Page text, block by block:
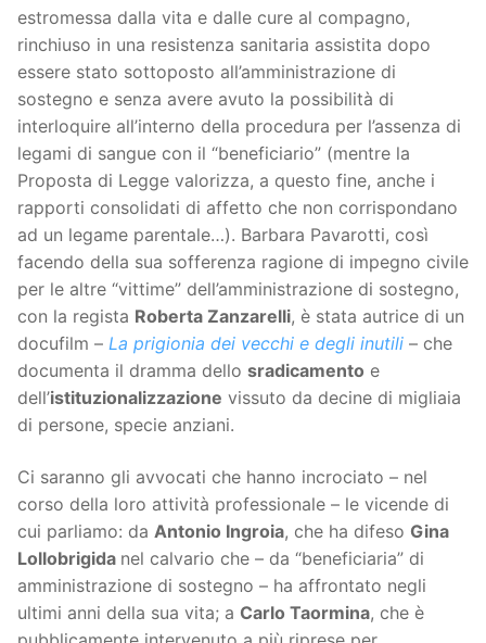
estromessa dalla vita e dalle cure al compagno,
rinchiuso in una resistenza sanitaria assistita dopo
essere stato sottoposto all’amministrazione di
sostegno e senza avere avuto la possibilità di
interloquire all’interno della procedura per l’assenza di
legami di sangue con il “beneficiario” (mentre la
Proposta di Legge valorizza, a questo fine, anche i
rapporti consolidati di affetto che non corrispondano
ad un legame parentale…). Barbara Pavarotti, così
facendo della sua sofferenza ragione di impegno civile
per le altre “vittime” dell’amministrazione di sostegno,
con la regista Roberta Zanzarelli, è stata autrice di un
docufilm – La prigionia dei vecchi e degli inutili – che
documenta il dramma dello sradicamento e
dell’istituzionalizzazione vissuto da decine di migliaia
di persone, specie anziani.
Ci saranno gli avvocati che hanno incrociato – nel
corso della loro attività professionale – le vicende di
cui parliamo: da Antonio Ingroia, che ha difeso Gina
Lollobrigida nel calvario che – da “beneficiaria” di
amministrazione di sostegno – ha affrontato negli
ultimi anni della sua vita; a Carlo Taormina, che è